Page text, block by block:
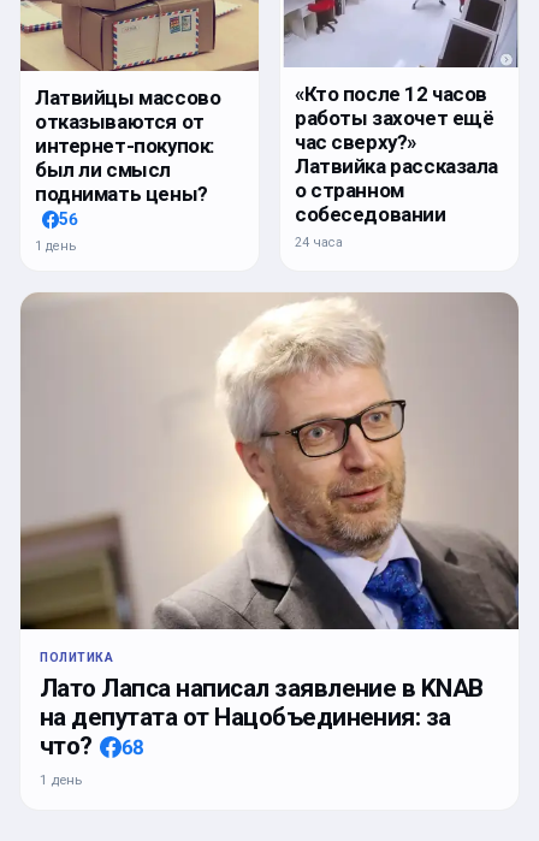
Латвийцы массово
отказываются от
интернет-покупок:
был ли смысл
поднимать цены?
56
1 день
«Кто после 12 часов
работы захочет ещё
час сверху?»
Латвийка рассказала
о странном
собеседовании
24 часа
ПОЛИТИКА
Лато Лапса написал заявление в KNAB
на депутата от Нацобъединения: за
что?
68
1 день